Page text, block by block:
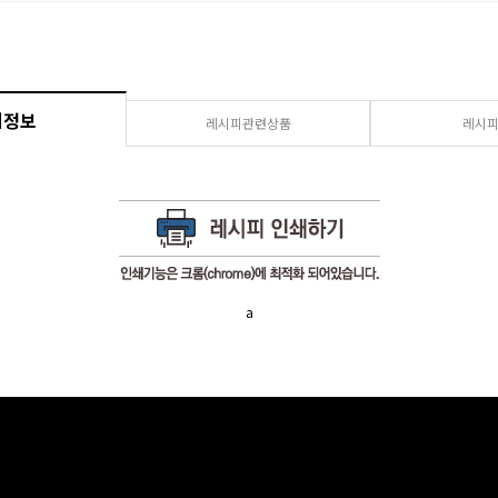
보 레시피관련상품 레시
a